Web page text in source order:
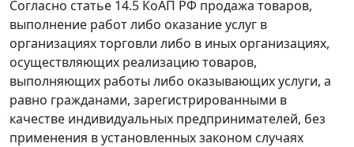
Согласно статье 14.5 КоАП РФ продажа товаров,
выполнение работ либо оказание услуг в
организациях торговли либо в иных организациях,
осуществляющих реализацию товаров,
выполняющих работы либо оказывающих услуги, а
равно гражданами, зарегистрированными в
качестве индивидуальных предпринимателей, без
применения в установленных законом случаях